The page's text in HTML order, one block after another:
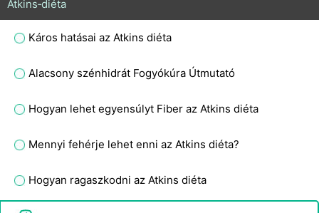
Atkins‑diéta
Káros hatásai az Atkins diéta
Alacsony szénhidrát Fogyókúra Útmutató
Hogyan lehet egyensúlyt Fiber az Atkins diéta
Mennyi fehérje lehet enni az Atkins diéta?
Hogyan ragaszkodni az Atkins diéta